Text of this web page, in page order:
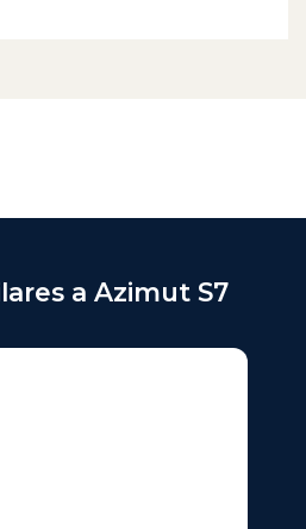
a Azimut S7